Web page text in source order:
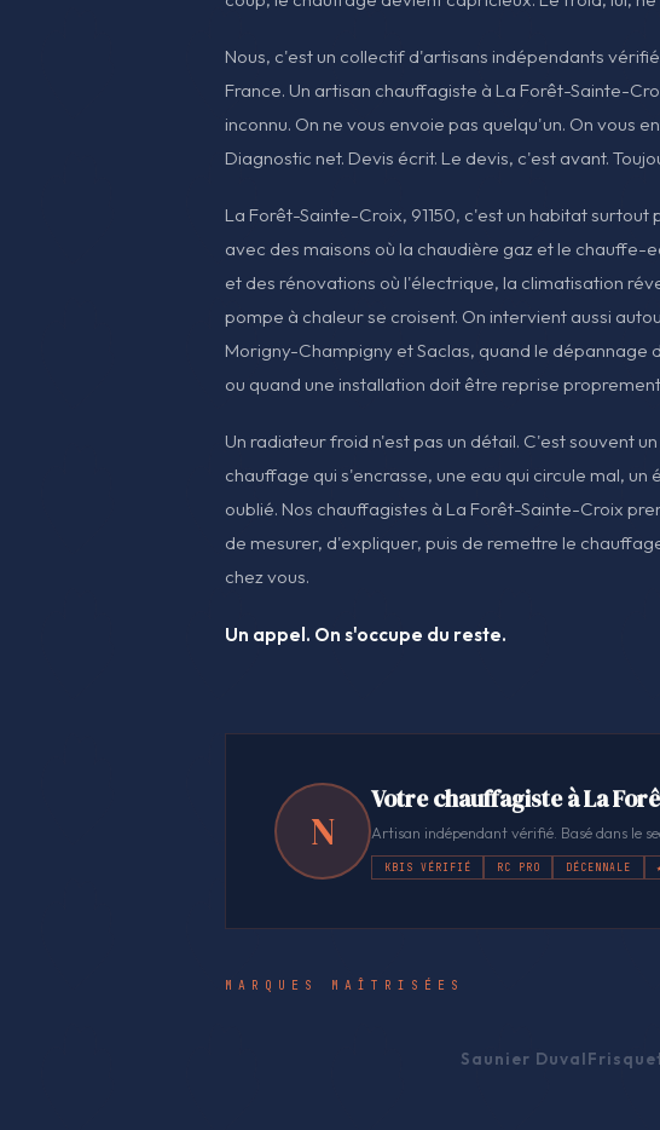
Nous, c'est un collectif d'artisans indépendants
France. Un artisan chauffagiste à La Forêt-Sainte-
inconnu. On ne vous envoie pas quelqu'un. On vous
Diagnostic net. Devis écrit. Le devis, c'est avant.
La Forêt-Sainte-Croix, 91150, c'est un habitat surtout
avec des maisons où la chaudière gaz et le chauffe-
et des rénovations où l'électrique, la climatisation
pompe à chaleur se croisent. On intervient aussi
Morigny-Champigny et Saclas, quand le dépannage
ou quand une installation doit être reprise
Un radiateur froid n'est pas un détail. C'est souvent
chauffage qui s'encrasse, une eau qui circule mal, un
oublié. Nos chauffagistes à La Forêt-Sainte-Croix
de mesurer, d'expliquer, puis de remettre le
chez vous.
Un appel. On s'occupe du reste.
N
Votre chauffagiste à La
Artisan indépendant vérifié. Basé dans le
KBIS VÉRIFIÉ RC PRO DÉCENNALE
MARQUES MAÎTRISÉES
Saunier Duval